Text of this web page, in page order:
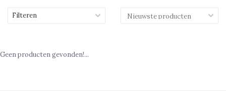
Filteren
Geen producten gevonden!...